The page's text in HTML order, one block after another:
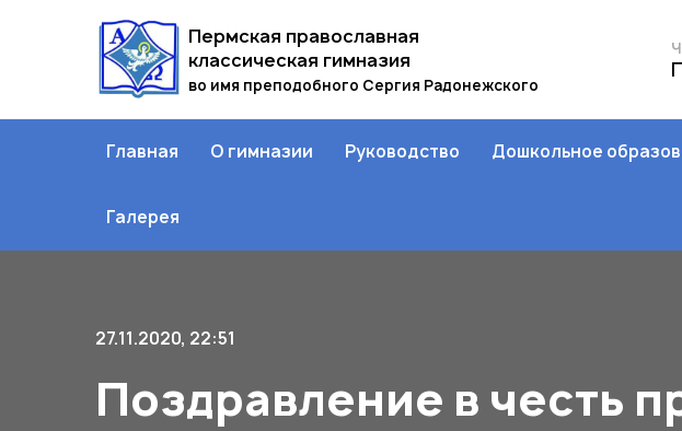
Пермская православная
классическая гимназия
во имя преподобного Сергия Радонежского
Главная О гимназии Руководство Дошкольное
Галерея
27.11.2020, 22:51
Поздравление в честь